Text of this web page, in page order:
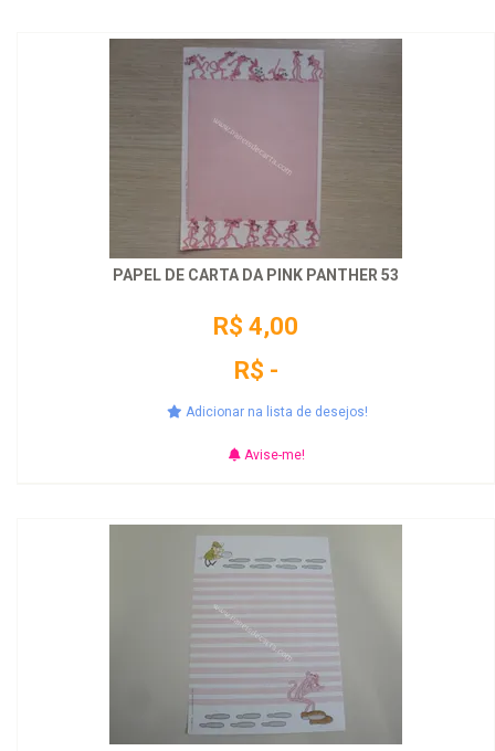
PAPEL DE CARTA DA PINK PANTHER 53
R$ 4,00
R$ -
Adicionar na lista de desejos!
Avise-me!